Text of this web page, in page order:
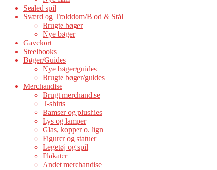
Sealed spil
Sværd og Trolddom/Blod & Stål
Brugte bøger
Nye bøger
Gavekort
Steelbooks
Bøger/Guides
Nye bøger/guides
Brugte bøger/guides
Merchandise
Brugt merchandise
T-shirts
Bamser og plushies
Lys og lamper
Glas, kopper o. lign
Figurer og statuer
Legetøj og spil
Plakater
Andet merchandise